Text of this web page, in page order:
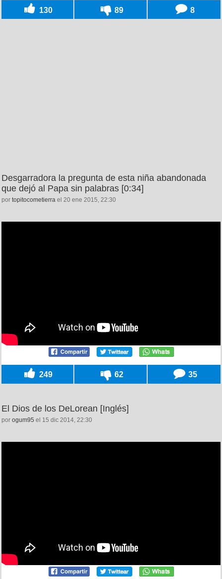
130 89 8
Desgarradora la pregunta de esta niña abandonada
que dejó al Papa sin palabras [0:34]
por topitocometierra el 20 ene 2015, 22:30
249 62 35
El Dios de los DeLorean [Inglés]
por ogum95 el 15 dic 2014, 22:30